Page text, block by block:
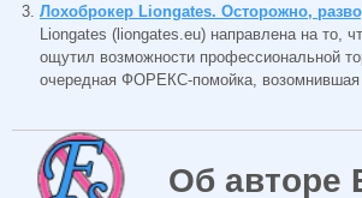
Лохоброкер Liongates. Осторожно,
Liongates (liongates.eu) направлена на то,
ощутил возможности профессиональной
очередная ФОРЕКС-помойка, возомнившая
Об авторе